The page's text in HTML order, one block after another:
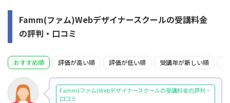
Famm(ファム)Webデザイナースクールの受講料金
の評判・口コミ
おすすめ順 評価が高い順 評価が低い順 受講年が新しい順
Famm(ファム)Webデザイナースクールの受講料金の評判・
口コミ